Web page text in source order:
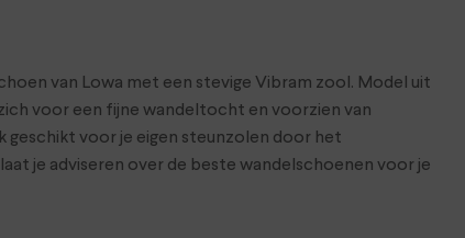
van Lowa met een stevige Vibram zool. Model uit
voor een fijne wandeltocht en voorzien van
geschikt voor je eigen steunzolen door het
je adviseren over de beste wandelschoenen voor je